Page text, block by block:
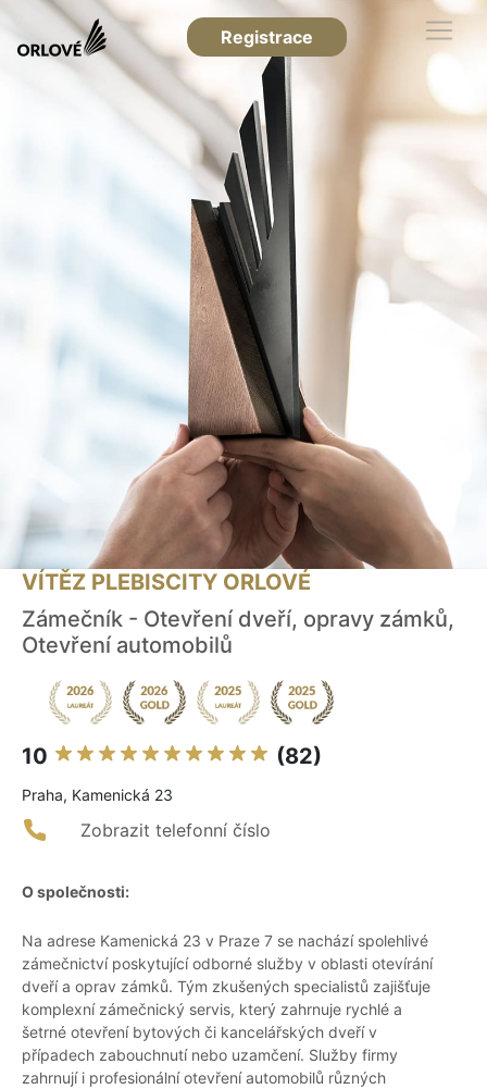
Registrace
VÍTĚZ PLEBISCITY ORLOVÉ
Zámečník - Otevření dveří, opravy zámků,
Otevření automobilů
10 (82)
Praha, Kamenická 23
Zobrazit telefonní číslo
O společnosti:
Na adrese Kamenická 23 v Praze 7 se nachází spolehlivé
zámečnictví poskytující odborné služby v oblasti otevírání
dveří a oprav zámků. Tým zkušených specialistů zajišťuje
komplexní zámečnický servis, který zahrnuje rychlé a
šetrné otevření bytových či kancelářských dveří v
případech zabouchnutí nebo uzamčení. Služby firmy
zahrnují i profesionální otevření automobilů různých